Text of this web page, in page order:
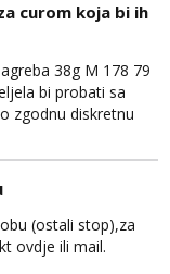
curom koja bi ih
38g M 178 79
bi probati sa
zgodnu diskretnu
dok imamo
ali i ne
anonimno
mozemo
se upoznati. Na
mozemo se
(ostali stop),za
ovdje ili mail.